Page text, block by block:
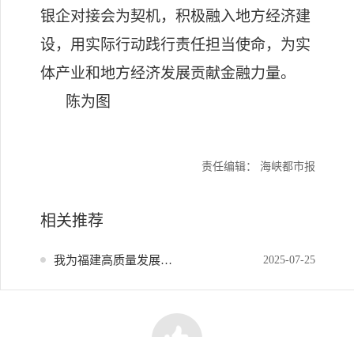
银企对接会为契机，积极融入地方经济建
设，用实际行动践行责任担当使命，为实
体产业和地方经济发展贡献金融力量。
陈为图
责任编辑： 海峡都市报
相关推荐
我为福建高质量发展献策 2025-07-25